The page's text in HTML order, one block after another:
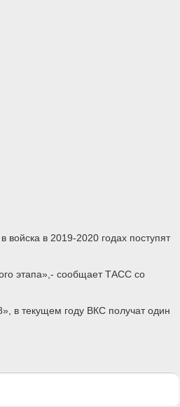
войска в 2019-2020 годах поступят
этапа»,- сообщает ТАСС со
в текущем году ВКС получат один